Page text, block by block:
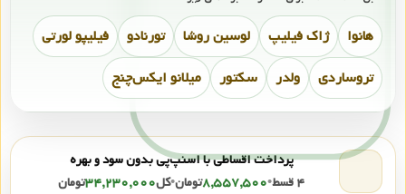
هانوا ژاک فیلیپ لوسین روشا تورنادو
فیلیپو لورتی
تروساردی
ولدر سکتور میلانو ایکس‌چنج
پرداخت اقساطی با اسنپ‌پی بدون سود و بهره
۴ قسط
•۸,۵۵۷,۵۰۰تومان•کل۳۴,۲۳۰,۰۰۰تومان